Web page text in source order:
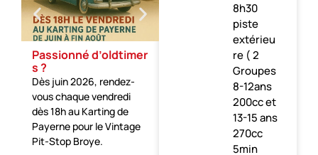
Passionné d’oldtimer
s ?
Dès juin 2026, rendez-
vous chaque vendredi
dès 18h au Karting de
Payerne pour le Vintage
Pit-Stop Broye.
8h30
piste
extérieu
re ( 2
Groupes
8-12ans
200cc et
13-15 ans
270cc
5min